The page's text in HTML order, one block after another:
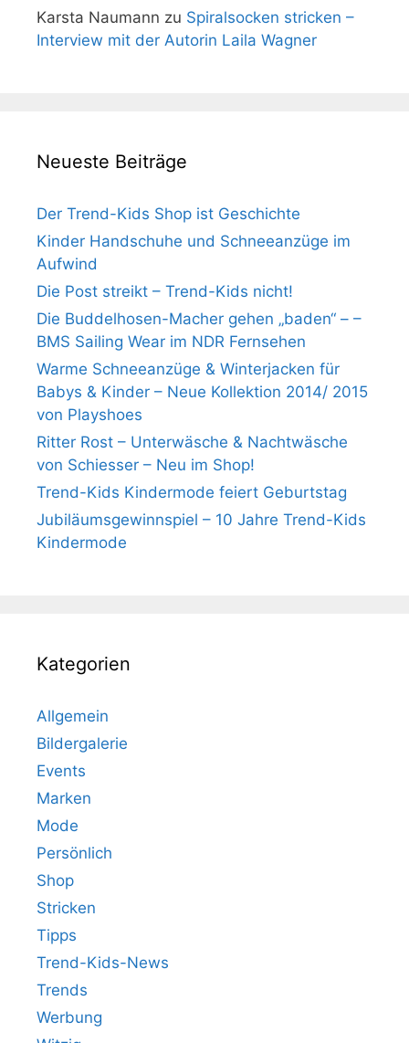
Karsta Naumann zu Spiralsocken stricken –
Interview mit der Autorin Laila Wagner
Neueste Beiträge
Der Trend-Kids Shop ist Geschichte
Kinder Handschuhe und Schneeanzüge im
Aufwind
Die Post streikt – Trend-Kids nicht!
Die Buddelhosen-Macher gehen „baden“ – –
BMS Sailing Wear im NDR Fernsehen
Warme Schneeanzüge & Winterjacken für
Babys & Kinder – Neue Kollektion 2014/ 2015
von Playshoes
Ritter Rost – Unterwäsche & Nachtwäsche
von Schiesser – Neu im Shop!
Trend-Kids Kindermode feiert Geburtstag
Jubiläumsgewinnspiel – 10 Jahre Trend-Kids
Kindermode
Kategorien
Allgemein
Bildergalerie
Events
Marken
Mode
Persönlich
Shop
Stricken
Tipps
Trend-Kids-News
Trends
Werbung